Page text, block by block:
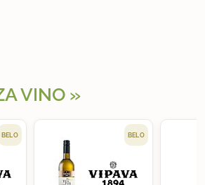
VINO
BELO BELO